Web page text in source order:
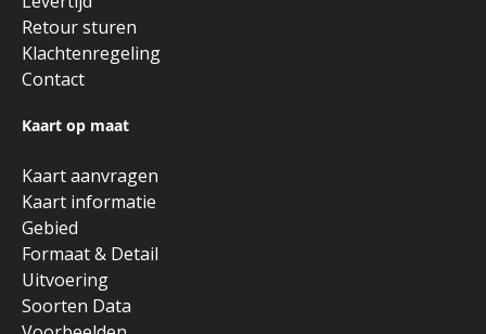
Retour sturen
Klachtenregeling
Contact
Kaart op maat
Kaart aanvragen
Kaart informatie
Gebied
Formaat & Detail
Uitvoering
Soorten Data